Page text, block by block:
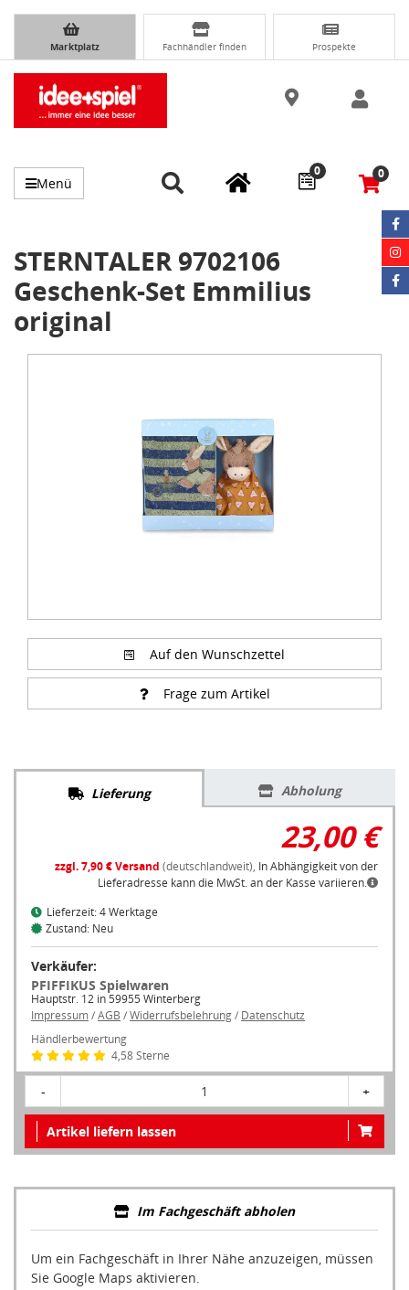
Marktplatz Fachhändler finden Prospekte
Menü
0 0
STERNTALER 9702106
Geschenk-Set Emmilius
original
Auf den Wunschzettel
Frage zum Artikel
Lieferung Abholung
23,00 €
zzgl. 7,90 € Versand (deutschlandweit), In Abhängigkeit von der
Lieferadresse kann die MwSt. an der Kasse variieren.
Lieferzeit: 4 Werktage
Zustand: Neu
Verkäufer:
PFIFFIKUS Spielwaren
Hauptstr. 12 in 59955 Winterberg
Impressum/AGB /Widerrufsbelehrung/ Datenschutz
Händlerbewertung
4,58 Sterne
- 1 +
Artikel liefern lassen
Im Fachgeschäft abholen
Um ein Fachgeschäft in Ihrer Nähe anzuzeigen, müssen
Sie Google Maps aktivieren.